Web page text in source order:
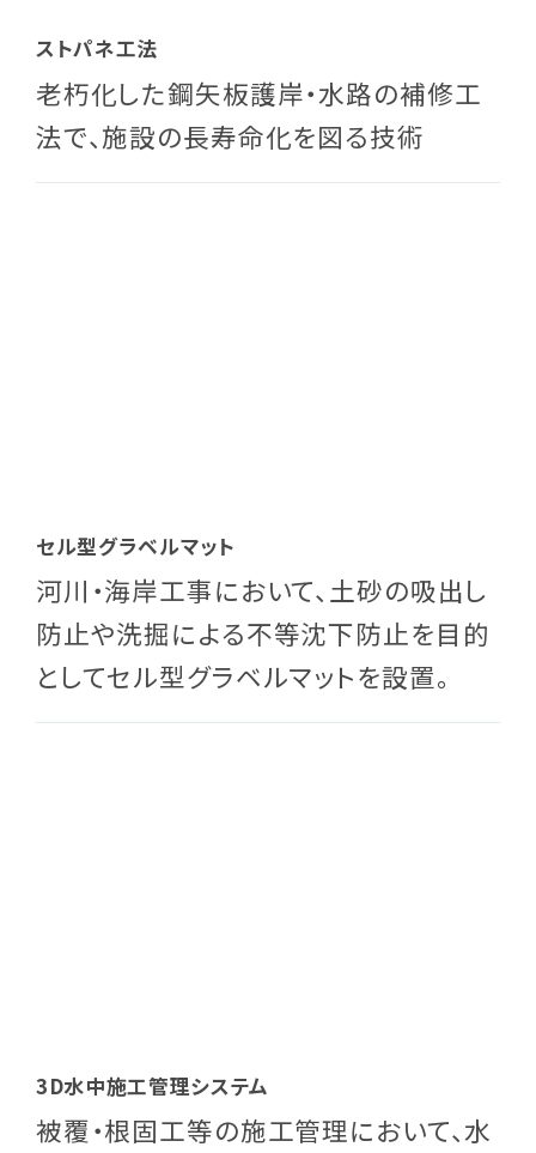
ストパネ工法
老朽化した鋼矢板護岸・水路の補修工
法で、施設の長寿命化を図る技術
セル型グラベルマット
河川・海岸工事において、土砂の吸出し
防止や洗掘による不等沈下防止を目的
としてセル型グラベルマットを設置。
3D水中施工管理システム
被覆・根固工等の施工管理において、水